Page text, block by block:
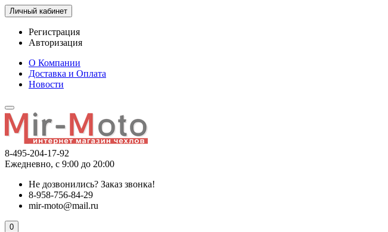
Личный кабинет
Регистрация
Авторизация
О Компании
Доставка и Оплата
Новости
8-495-204-17-92
Ежедневно, с 9:00 до 20:00
Не дозвонились? Заказ звонка!
8-958-756-84-29
mir-moto@mail.ru
0